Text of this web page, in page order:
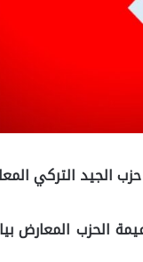
الجيد التركي
الحزب المعارض